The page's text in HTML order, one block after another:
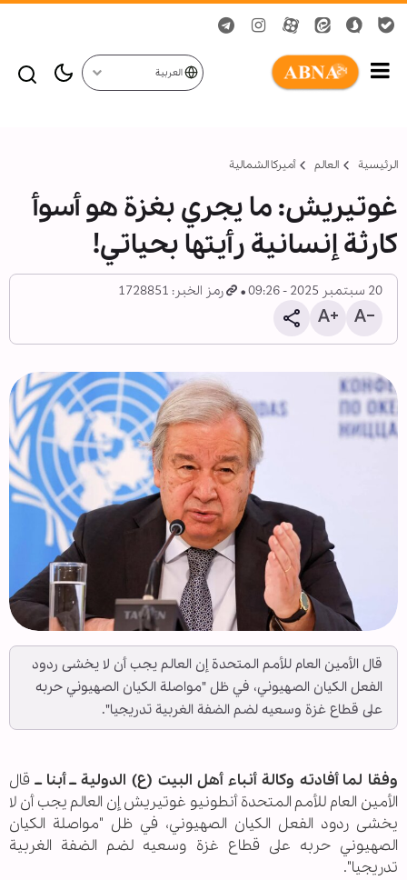
العربية
الرئيسية العالم أمیركا الشمالية
غوتيريش: ما يجري بغزة هو أسوأ
كارثة إنسانية رأيتها بحياتي!
20 سبتمبر 2025 - 09:26 رمز الخبر: 1728851
قال الأمين العام للأمم المتحدة إن العالم يجب أن لا يخشى ردود
الفعل الكيان الصهيوني، في ظل "مواصلة الكيان الصهيوني حربه
على قطاع غزة وسعيه لضم الضفة الغربية تدريجيا".
وفقا لما أفادته وكالة أنباء أهل البيت (ع) الدولية ــ أبنا ــقال
الأمين العام للأمم المتحدة أنطونيو غوتيريش إن العالم يجب أن لا
يخشى ردود الفعل الكيان الصهيوني، في ظل "مواصلة الكيان
الصهيوني حربه على قطاع غزة وسعيه لضم الضفة الغربية
تدريجيا".